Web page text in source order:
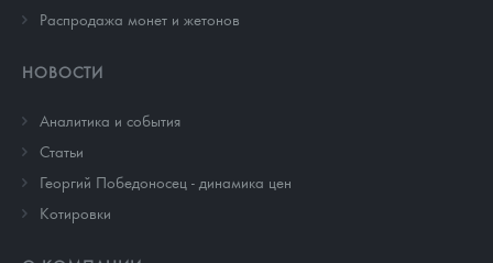
Распродажа монет и жетонов
НОВОСТИ
Аналитика и события
Cтатьи
Георгий Победоносец - динамика цен
Котировки